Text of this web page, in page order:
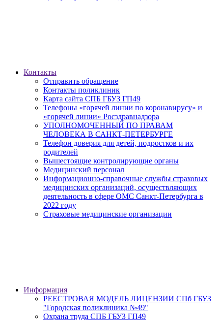
Контакты
Отправить обращение
Контакты поликлиник
Карта сайта СПБ ГБУЗ ГП49
Телефоны «горячей линии по коронавирусу» и
«горячей линии» Росздравнадзора
УПОЛНОМОЧЕННЫЙ ПО ПРАВАМ
ЧЕЛОВЕКА В САНКТ-ПЕТЕРБУРГЕ
Телефон доверия для детей, подростков и их
родителей
Вышестоящие контролирующие органы
Медицинский персонал
Информационно-справочные службы страховых
медицинских организаций, осуществляющих
деятельность в сфере ОМС Санкт-Петербурга в
2022 году
Страховые медицинские организации
Информация
РЕЕСТРОВАЯ МОДЕЛЬ ЛИЦЕНЗИИ СПб ГБУЗ
"Городская поликлиника №49"
Охрана труда СПБ ГБУЗ ГП49